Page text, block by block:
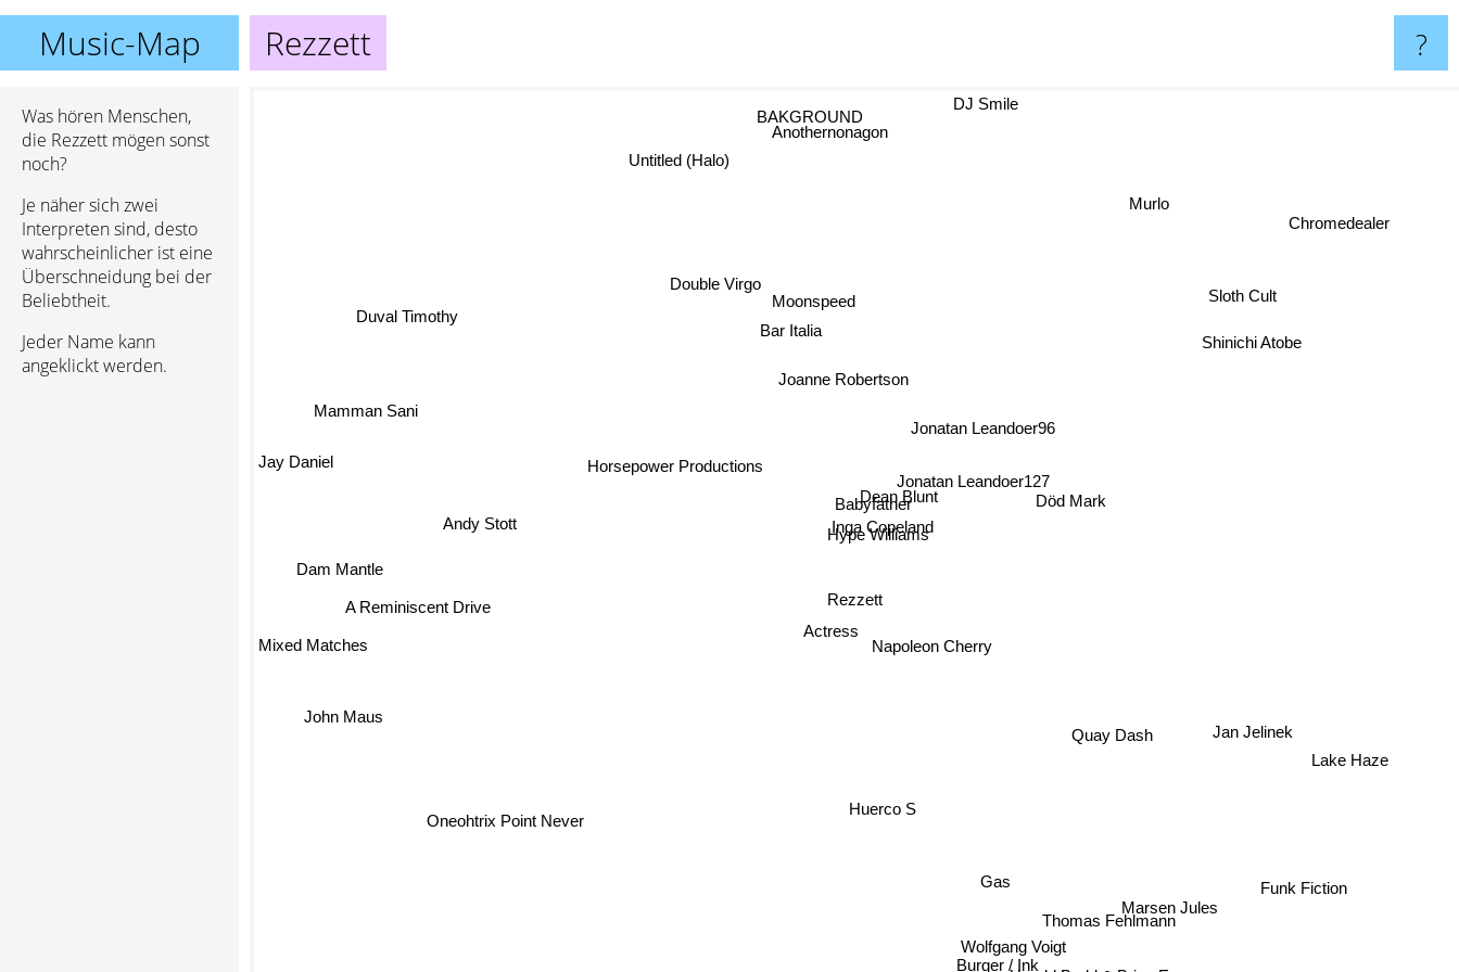
Music-Map Rezzett ?
Was hören Menschen,
die Rezzett mögen sonst
noch?
Je näher sich zwei
Interpreten sind, desto
wahrscheinlicher ist eine
Überschneidung bei der
Beliebtheit.
Jeder Name kann
angeklickt werden.
Rezzett
Babyfather
Hype Williams
Dean Blunt
Inga Copeland
Actress
Jonatan Leandoer127
Huerco S
Napoleon Cherry
Joanne Robertson
Gas
Horsepower Productions
Jonatan Leandoer96
Död Mark
Quay Dash
Moonspeed
Bar Italia
Andy Stott
Oneohtrix Point Never
Jan Jelinek
Sloth Cult
Double Virgo
Duval Timothy
A Reminiscent Drive
Wolfgang Voigt
Marsen Jules
Chromedealer
Burger / Ink
Mixed Matches
Thomas Fehlmann
DJ Smile
Anothernonagon
Dam Mantle
Lake Haze
Shinichi Atobe
BAKGROUND
Mamman Sani
John Maus
Funk Fiction
Murlo
Untitled (Halo)
Jay Daniel